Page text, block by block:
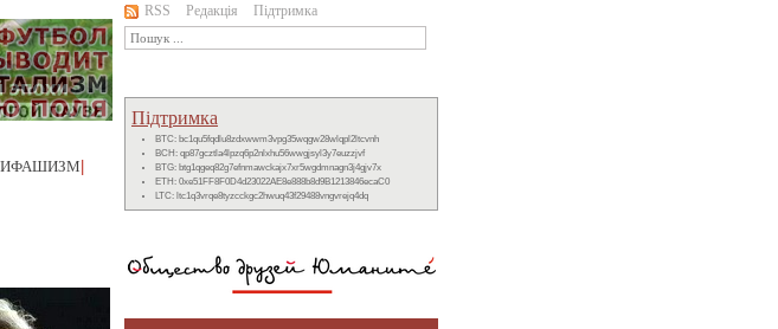
RSS Редакція Підтримка
Підтримка
BTC: bc1qu5fqdlu8zdxwwm3vpg35wqgw28wlqpl2ltcvnh
BCH: qp87gcztla4lpzq6p2nlxhu56wwgjsyl3y7euzzjvf
BTG: btg1qgeq82g7efnmawckajx7xr5wgdmnagn3j4gjv7x
ETH: 0xe51FF8F0D4d23022AE8e888b8d9B1213846ecaC0
LTC: ltc1q3vrqe8tyzcckgc2hwuq43f29488vngvrejq4dq